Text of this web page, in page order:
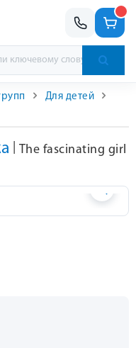
Для детей
The fascinating girl